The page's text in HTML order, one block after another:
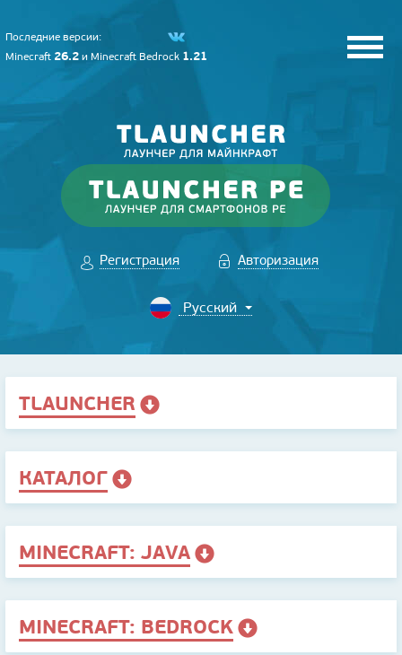
Последние версии:
Minecraft 26.2 и Minecraft Bedrock 1.21
Регистрация Авторизация
TLAUNCHER
КАТАЛОГ
MINECRAFT: JAVA
MINECRAFT: BEDROCK